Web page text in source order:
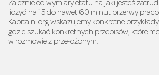
Zależnie od wymiary etatu na jaki jesteś
liczyć na 15 do nawet 60 minut przerwy
Kapitalni.org wskazujemy konkretne
gdzie szukać konkretnych przepisów, które
w rozmowie z przełożonym.